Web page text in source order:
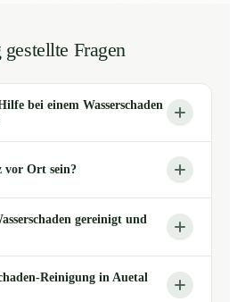
Fragen
bei einem Wasserschaden
vor Ort sein?
gereinigt und
Reinigung in Auetal